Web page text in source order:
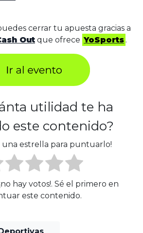
cerrar tu apuesta gracias a
Out que ofrece YoSports .
utilidad te ha
este contenido?
una estrella para puntuarlo!
hay votos!. Sé el primero en
este contenido.